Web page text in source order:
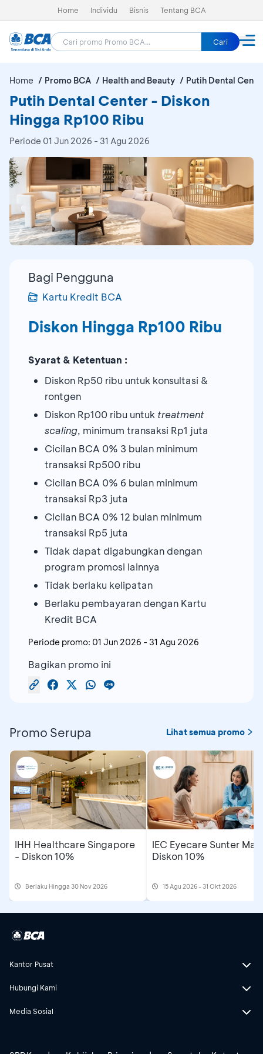
Home Individu Bisnis Tentang BCA
Cari
Home Promo BCA Health and Beauty Putih Dental
Putih Dental Center - Diskon
Hingga Rp100 Ribu
Periode 01 Jun 2026 - 31 Agu 2026
Bagi Pengguna
Kartu Kredit BCA
Diskon Hingga Rp100 Ribu
Syarat & Ketentuan :
Diskon Rp50 ribu untuk konsultasi &
rontgen
Diskon Rp100 ribu untuk treatment
scaling, minimum transaksi Rp1 juta
Cicilan BCA 0% 3 bulan minimum
transaksi Rp500 ribu
Cicilan BCA 0% 6 bulan minimum
transaksi Rp3 juta
Cicilan BCA 0% 12 bulan minimum
transaksi Rp5 juta
Tidak dapat digabungkan dengan
program promosi lainnya
Tidak berlaku kelipatan
Berlaku pembayaran dengan Kartu
Kredit BCA
Periode promo: 01 Jun 2026 - 31 Agu 2026
Bagikan promo ini
Promo Serupa Lihat semua promo
IHH Healthcare Singapore
- Diskon 10%
Berlaku Hingga 30 Nov 2026
IEC Eyecare Sunter
Diskon 10%
15 Agu 2026 - 31 Okt 2026
Kantor Pusat
Hubungi Kami
Media Sosial